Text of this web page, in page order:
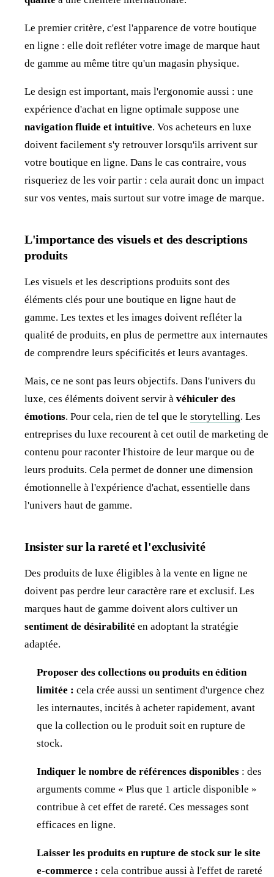
Le premier critère, c'est l'apparence de votre boutique
en ligne : elle doit refléter votre image de marque haut
de gamme au même titre qu'un magasin physique.
Le design est important, mais l'ergonomie aussi : une
expérience d'achat en ligne optimale suppose une
navigation fluide et intuitive. Vos acheteurs en luxe
doivent facilement s'y retrouver lorsqu'ils arrivent sur
votre boutique en ligne. Dans le cas contraire, vous
risqueriez de les voir partir : cela aurait donc un impact
sur vos ventes, mais surtout sur votre image de marque.
L'importance des visuels et des descriptions
produits
Les visuels et les descriptions produits sont des
éléments clés pour une boutique en ligne haut de
gamme. Les textes et les images doivent refléter la
qualité de produits, en plus de permettre aux internautes
de comprendre leurs spécificités et leurs avantages.
Mais, ce ne sont pas leurs objectifs. Dans l'univers du
luxe, ces éléments doivent servir à véhiculer des
émotions. Pour cela, rien de tel que le storytelling. Les
entreprises du luxe recourent à cet outil de marketing de
contenu pour raconter l'histoire de leur marque ou de
leurs produits. Cela permet de donner une dimension
émotionnelle à l'expérience d'achat, essentielle dans
l'univers haut de gamme.
Insister sur la rareté et l'exclusivité
Des produits de luxe éligibles à la vente en ligne ne
doivent pas perdre leur caractère rare et exclusif. Les
marques haut de gamme doivent alors cultiver un
sentiment de désirabilité en adoptant la stratégie
adaptée.
Proposer des collections ou produits en édition
limitée : cela crée aussi un sentiment d'urgence chez
les internautes, incités à acheter rapidement, avant
que la collection ou le produit soit en rupture de
stock.
Indiquer le nombre de références disponibles : des
arguments comme « Plus que 1 article disponible »
contribue à cet effet de rareté. Ces messages sont
efficaces en ligne.
Laisser les produits en rupture de stock sur le site
e-commerce : cela contribue aussi à l'effet de rareté